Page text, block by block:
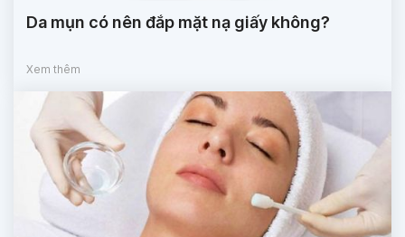
Da mụn có nên đắp mặt nạ giấy không?
Xem thêm